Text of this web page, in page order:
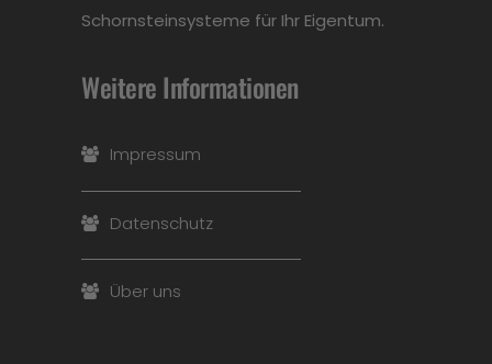
Schornsteinsysteme für Ihr Eigentum.
Weitere Informationen
Impressum
Datenschutz
Über uns